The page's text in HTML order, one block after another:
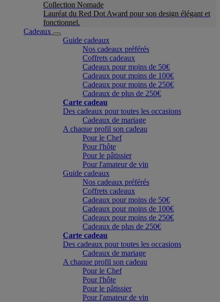
Collection Nomade
Lauréat du Red Dot Award pour son design élégant et
fonctionnel.
Cadeaux
Guide cadeaux
Nos cadeaux préférés
Coffrets cadeaux
Cadeaux pour moins de 50€
Cadeaux pour moins de 100€
Cadeaux pour moins de 250€
Cadeaux de plus de 250€
Carte cadeau
Des cadeaux pour toutes les occasions
Cadeaux de mariage
A chaque profil son cadeau
Pour le Chef
Pour l'hôte
Pour le pâtissier
Pour l'amateur de vin
Guide cadeaux
Nos cadeaux préférés
Coffrets cadeaux
Cadeaux pour moins de 50€
Cadeaux pour moins de 100€
Cadeaux pour moins de 250€
Cadeaux de plus de 250€
Carte cadeau
Des cadeaux pour toutes les occasions
Cadeaux de mariage
A chaque profil son cadeau
Pour le Chef
Pour l'hôte
Pour le pâtissier
Pour l'amateur de vin